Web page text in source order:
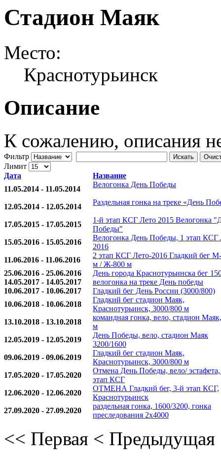
Стадион Маяк
Место:
Краснотурьинск
Описание
К сожалению, описания
Фильтр Искать
Лимит
Дата
Название
11.05.2014 - 11.05.2014
Велогонка День Победы
12.05.2014 - 12.05.2014
Раздельная гонка на треке «День
17.05.2015 - 17.05.2015
1-й этап КСГ Лето 2015 Велогонка
Победы"
15.05.2016 - 15.05.2016
Велогонка День Победы, 1 этап КСГ
2016
11.06.2016 - 11.06.2016
2 этап КСГ Лето-2016 Гладкий бег
м / Ж-800 м
25.06.2016 - 25.06.2016
День города Краснотурьинска бег
14.05.2017 - 14.05.2017
велогонка на треке День победы
10.06.2017 - 10.06.2017
Гладкий бег День России (3000/800)
10.06.2018 - 10.06.2018
Гладкий бег стадион Маяк,
Краснотурьинск, 3000/800 м
13.10.2018 - 13.10.2018
командная гонка, вело, стадион
м
12.05.2019 - 12.05.2019
День Победы, вело, стадион Маяк
3200/1600
09.06.2019 - 09.06.2019
Гладкий бег стадион Маяк,
Краснотурьинск, 3000/800 м
17.05.2020 - 17.05.2020
Отмена День Победы, вело/
этап КСГ
12.06.2020 - 12.06.2020
ОТМЕНА Гладкий бег, 3-й этап КСГ,
Краснотурьинск
27.09.2020 - 27.09.2020
раздельная гонка, 1600/3200, гонка
преследования 2х4000
<< Первая < Предыдущая